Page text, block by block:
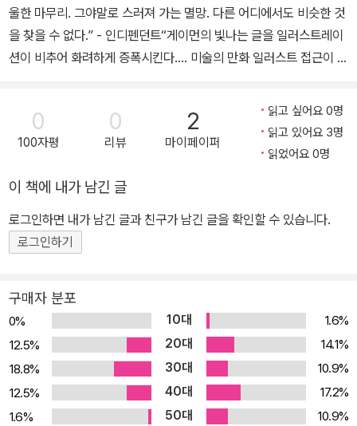
울한 마무리. 그야말로 스러져 가는 멸망. 다른 어디에서도 비슷한 것
을 찾을 수 없다.” - 인디펜던트“게이먼의 빛나는 글을 일러스트레이
션이 비추어 화려하게 증폭시킨다…. 미술의 만화 일러스트 접근이 이
했을 뿐 아니라 평단의 찬사를 받은 작품인 닐 게이먼의 걸작 <샌드
맨>은 현대 코믹스 시대에서 성숙하고 아름다운 판타지의 기준을 세
웠다. 만화계에서 가장 뛰어난 아티스트들을 엄선하여 그린 이 시리
화의 풍성한 혼합물이다. <샌드맨: 디럭스 에디션 BOOK 5>에는 시
공사에서 2009년 출간한 샌드맨 시리즈 <10권 장례 전야>에 해당
하는 <샌드맨 #70-75>와 <샌드맨: 영원의 밤>, 그리고 <샌드맨:
꿈 사냥꾼>이 수록됐으며 특히 <샌드맨> 출간 20주년을 기념해 P.
게이먼이 새로 쓴 후기가 수록됐다. 이 책은 그래픽 문학에 다시없는
에픽 사가를 이어가며, 독자들을 꿈과 악몽으로 이루어진 어둡고도
매혹적인 세계로 더 깊이 끌어넣는다. 꿈의 왕인 모르페우스와, 그 형
제인 영원들이 사는 곳으로.
0
100자평
0
리뷰
2
마이페이퍼
읽고 싶어요 0명
읽고 있어요 3명
읽었어요 0명
이 책에 내가 남긴 글
로그인하면 내가 남긴 글과 친구가 남긴 글을 확인할 수 있습니다.
로그인하기
구매자 분포
0% 10대
1.6%
12.5%
20대
14.1%
18.8%
30대
10.9%
12.5%
40대
17.2%
1.6%
50대
10.9%